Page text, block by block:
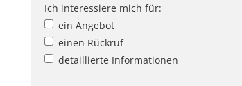
Ich interessiere mich für:
ein Angebot
einen Rückruf
detaillierte Informationen